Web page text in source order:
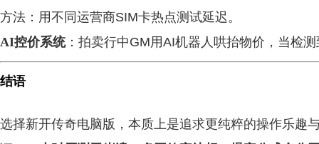
方法：用不同运营商SIM卡热点测试延迟。
AI控价系统：拍卖行中GM用AI机器人哄抬物价，当检
结语
选择新开传奇电脑版，本质上是追求更纯粹的操作乐趣